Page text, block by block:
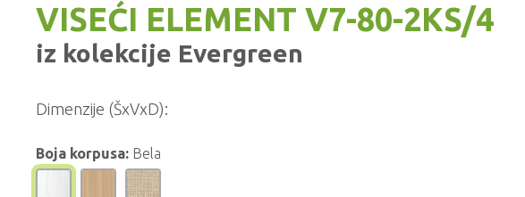
VISEĆI ELEMENT V7-80-2KS/4
iz kolekcije Evergreen
Dimenzije (ŠxVxD):
Boja korpusa: Bela